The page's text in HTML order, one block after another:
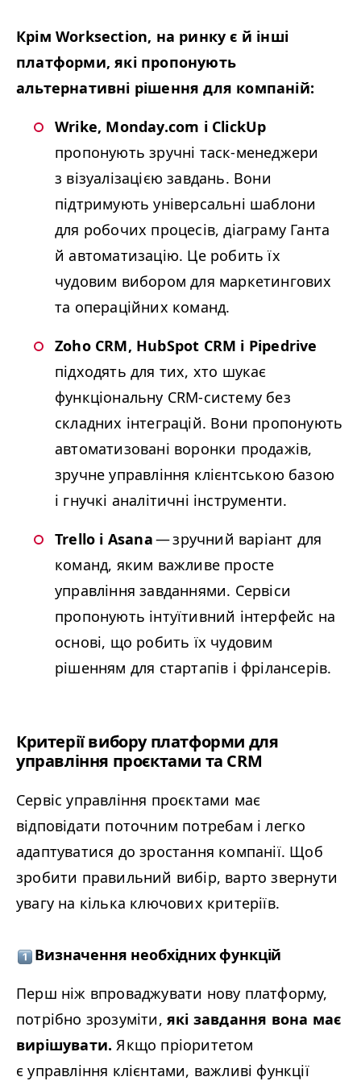
Крім Worksection, на ринку є й інші
платформи, які пропонують
альтернативні рішення для компаній:
Wrike, Monday​.com і ClickUp
пропонують зручні таск-менеджери
з візуалізацією завдань. Вони
підтримують універсальні шаблони
для робочих процесів, діаграму Ганта
й автоматизацію. Це робить їх
чудовим вибором для маркетингових
та операційних команд.
Zoho CRM, HubSpot CRM і Pipedrive
підходять для тих, хто шукає
функціональну CRM-систему без
складних інтеграцій. Вони пропонують
автоматизовані воронки продажів,
зручне управління клієнтською базою
і гнучкі аналітичні інструменти.
Trello і Asana— зручний варіант для
команд, яким важливе просте
управління завданнями. Сервіси
пропонують інтуїтивний інтерфейс на
основі, що робить їх чудовим
рішенням для стартапів і фрілансерів.
Критерії вибору платформи для
управління проєктами та CRM
Сервіс управління проєктами має
відповідати поточним потребам і легко
адаптуватися до зростання компанії. Щоб
зробити правильний вибір, варто звернути
увагу на кілька ключових критеріїв.
Визначення необхідних функцій
Перш ніж впроваджувати нову платформу,
потрібно зрозуміти, які завдання вона має
вирішувати. Якщо пріоритетом
є управління клієнтами, важливі функції